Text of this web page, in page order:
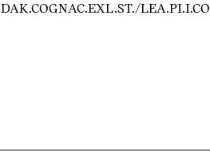
DAK.COGNAC.EXL.ST./LEA.PI.I.CO